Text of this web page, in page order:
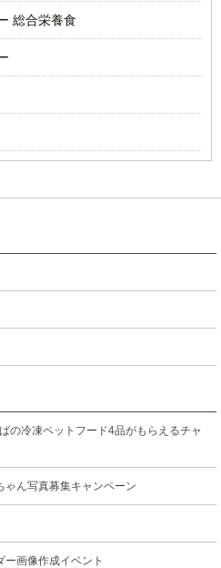
総合栄養食
の冷凍ペットフード4品がもらえるチャ
ん写真募集キャンペーン
画像作成イベント